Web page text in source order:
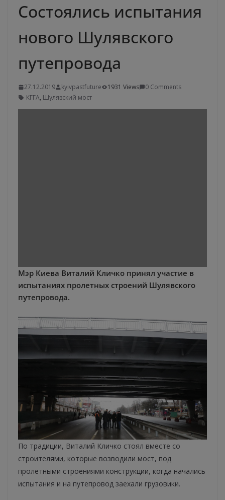
Состоялись испытания
нового Шулявского
путепровода
27.12.2019 kyivpastfuture 1931 Views
0 Comments
КГГА, Шулявский мост
Мэр Киева Виталий Кличко принял участие в
испытаниях пролетных строений Шулявского
путепровода.
По традиции, Виталий Кличко стоял вместе со
строителями, которые возводили мост, под
пролетными строениями конструкции, когда начались
испытания и на путепровод заехали грузовики.